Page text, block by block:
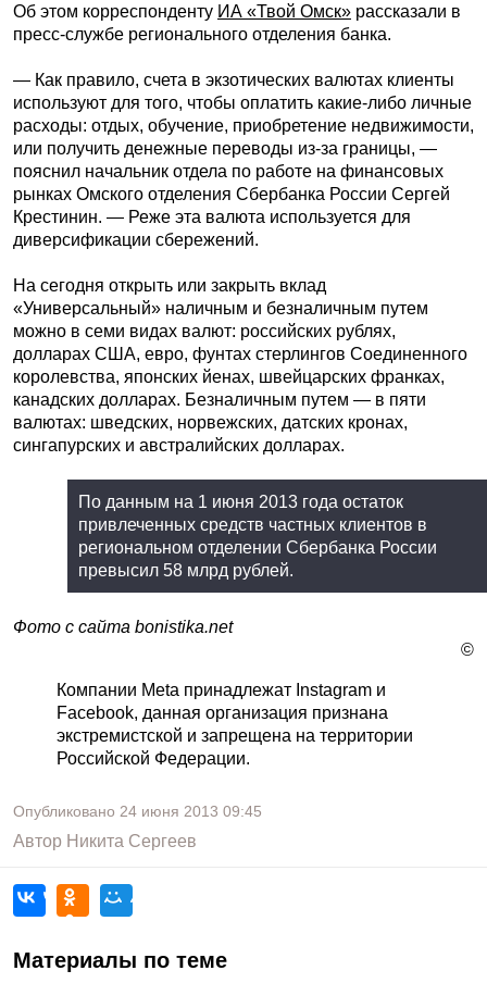
Об этом корреспонденту ИА «Твой Омск» рассказали в
пресс-службе регионального отделения банка.
— Как правило, счета в экзотических валютах клиенты
используют для того, чтобы оплатить какие-либо личные
расходы: отдых, обучение, приобретение недвижимости,
или получить денежные переводы из-за границы, —
пояснил начальник отдела по работе на финансовых
рынках Омского отделения Сбербанка России Сергей
Крестинин. — Реже эта валюта используется для
диверсификации сбережений.
На сегодня открыть или закрыть вклад
«Универсальный» наличным и безналичным путем
можно в семи видах валют: российских рублях,
долларах США, евро, фунтах стерлингов Соединенного
королевства, японских йенах, швейцарских франках,
канадских долларах. Безналичным путем — в пяти
валютах: шведских, норвежских, датских кронах,
сингапурских и австралийских долларах.
По данным на 1 июня 2013 года остаток
привлеченных средств частных клиентов в
региональном отделении Сбербанка России
превысил 58 млрд рублей.
Фото с сайта bonistika.net
©
Компании Meta принадлежат Instagram и
Facebook, данная организация признана
экстремистской и запрещена на территории
Российской Федерации.
Опубликовано 24 июня 2013 09:45
Автор Никита Сергеев
Материалы по теме